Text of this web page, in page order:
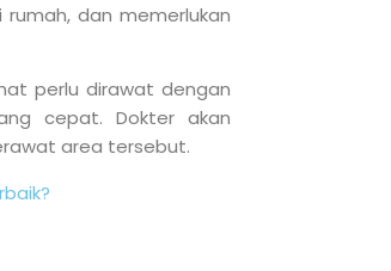
dan memerlukan
perlu dirawat dengan
cepat. Dokter akan
area tersebut.